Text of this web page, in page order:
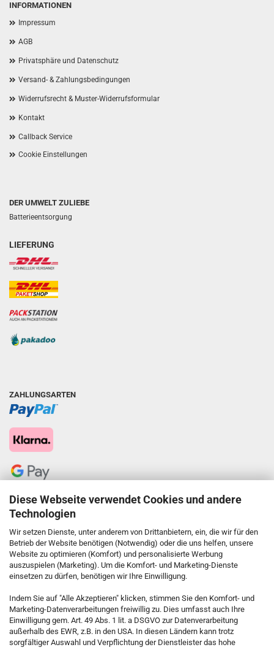
Diese Webseite verwendet Cookies und andere
Technologien
Wir setzen Dienste, unter anderem von Drittanbietern, ein, die wir für den
Betrieb der Website benötigen (Notwendig) oder die uns helfen, unsere
Website zu optimieren (Komfort) und personalisierte Werbung
auszuspielen (Marketing). Um die Komfort- und Marketing-Dienste
einsetzen zu dürfen, benötigen wir Ihre Einwilligung.
Indem Sie auf "Alle Akzeptieren" klicken, stimmen Sie den Komfort- und
Marketing-Datenverarbeitungen freiwillig zu. Dies umfasst auch Ihre
Einwilligung gem. Art. 49 Abs. 1 lit. a DSGVO zur Datenverarbeitung
außerhalb des EWR, z.B. in den USA. In diesen Ländern kann trotz
sorgfältiger Auswahl und Verpflichtung der Dienstleister das hohe
INFORMATIONEN
Impressum
AGB
Privatsphäre und Datenschutz
Versand- & Zahlungsbedingungen
Widerrufsrecht & Muster-Widerrufsformular
Kontakt
Callback Service
Cookie Einstellungen
DER UMWELT ZULIEBE
Batterieentsorgung
LIEFERUNG
ZAHLUNGSARTEN
KONTAKT
Kostenfreie Service-Hotline
0800 5892815